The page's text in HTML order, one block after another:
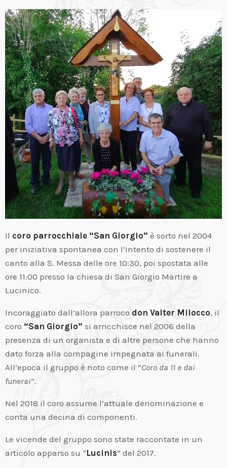
Il coro parrocchiale “San Giorgio” è sorto nel 2004
per iniziativa spontanea con l’intento di sostenere il
canto alla S. Messa delle ore 10:30, poi spostata alle
ore 11:00 presso la chiesa di San Giorgio Martire a
Lucinico.
Incoraggiato dall’allora parroco don Valter Milocco, il
coro “San Giorgio” si arricchisce nel 2006 della
presenza di un organista e di altre persone che hanno
dato forza alla compagine impegnata ai funerali.
All’epoca il gruppo è noto come il “Coro da 11 e dai
funerai”.
Nel 2018 il coro assume l’attuale denominazione e
conta una decina di componenti.
Le vicende del gruppo sono state raccontate in un
articolo apparso su “Lucinis” del 2017.